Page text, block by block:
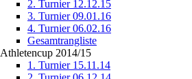
2. Turnier 12.12.15
3. Turnier 09.01.16
4. Turnier 06.02.16
Gesamtrangliste
Athletencup 2014/15
1. Turnier 15.11.14